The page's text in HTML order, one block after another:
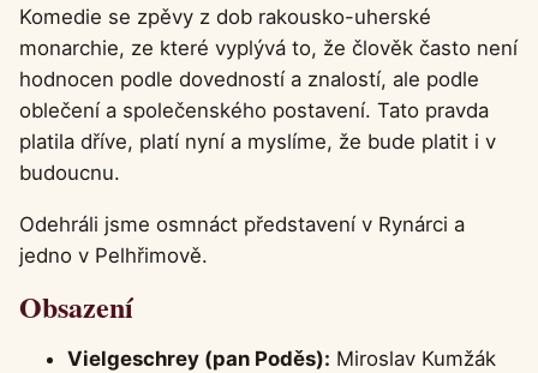
Komedie se zpěvy z dob rakousko-uherské
monarchie, ze které vyplývá to, že člověk často není
hodnocen podle dovedností a znalostí, ale podle
oblečení a společenského postavení. Tato pravda
platila dříve, platí nyní a myslíme, že bude platit i v
budoucnu.
Odehráli jsme osmnáct představení v Rynárci a
jedno v Pelhřimově.
Obsazení
Vielgeschrey (pan Poděs): Miroslav Kumžák